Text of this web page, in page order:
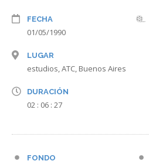
FECHA
01/05/1990
LUGAR
estudios, ATC, Buenos Aires
DURACIÓN
02 : 06 : 27
FONDO